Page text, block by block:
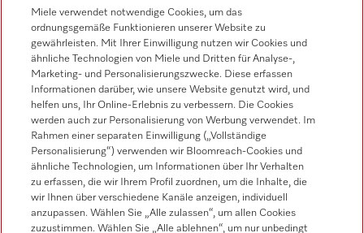
Vertrieb
0471 666 319
Werkkundendienst
0471 666 319
Folgen Sie Miele Professional
Miele verwendet notwendige Cookies, um das
ordnungsgemäße Funktionieren unserer Website zu
gewährleisten. Mit Ihrer Einwilligung nutzen wir Cookies und
ähnliche Technologien von Miele und Dritten für Analyse-,
Marketing- und Personalisierungszwecke. Diese erfassen
Informationen darüber, wie unsere Website genutzt wird, und
helfen uns, Ihr Online-Erlebnis zu verbessern. Die Cookies
werden auch zur Personalisierung von Werbung verwendet. Im
Rahmen einer separaten Einwilligung („Vollständige
Personalisierung“) verwenden wir Bloomreach-Cookies und
ähnliche Technologien, um Informationen über Ihr Verhalten
zu erfassen, die wir Ihrem Profil zuordnen, um die Inhalte, die
wir Ihnen über verschiedene Kanäle anzeigen, individuell
anzupassen. Wählen Sie „Alle zulassen“, um allen Cookies
zuzustimmen. Wählen Sie „Alle ablehnen“, um nur unbedingt